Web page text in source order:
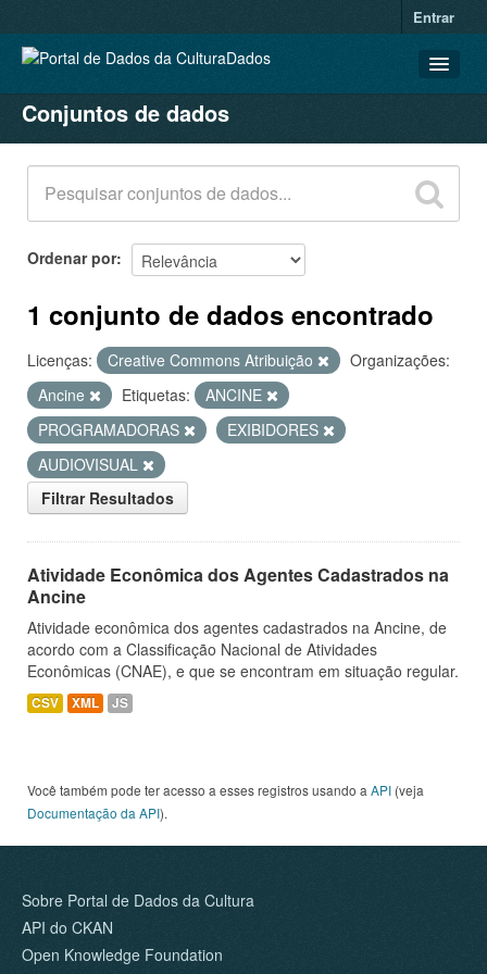
Entrar
CONJUNTOS DE DADOS
ORGANIZAÇÕES
GRUPOS
SOBRE
Conjuntos de dados
Ordenar por
1 conjunto de dados encontrado
Licenças: Creative Commons Atribuição
Organizações:
Ancine
Etiquetas:
ANCINE
PROGRAMADORAS
EXIBIDORES
AUDIOVISUAL
Filtrar Resultados
Atividade Econômica dos Agentes Cadastrados na
Ancine
Atividade econômica dos agentes cadastrados na Ancine, de
acordo com a Classificação Nacional de Atividades
Econômicas (CNAE), e que se encontram em situação regular.
CSV XML JS
Você também pode ter acesso a esses registros usando a API (veja
Documentação da API).
Sobre Portal de Dados da Cultura
API do CKAN
Open Knowledge Foundation